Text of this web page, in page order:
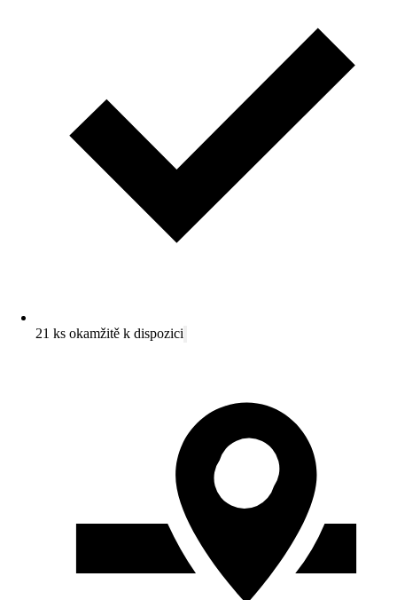
21 ks okamžitě k dispozici